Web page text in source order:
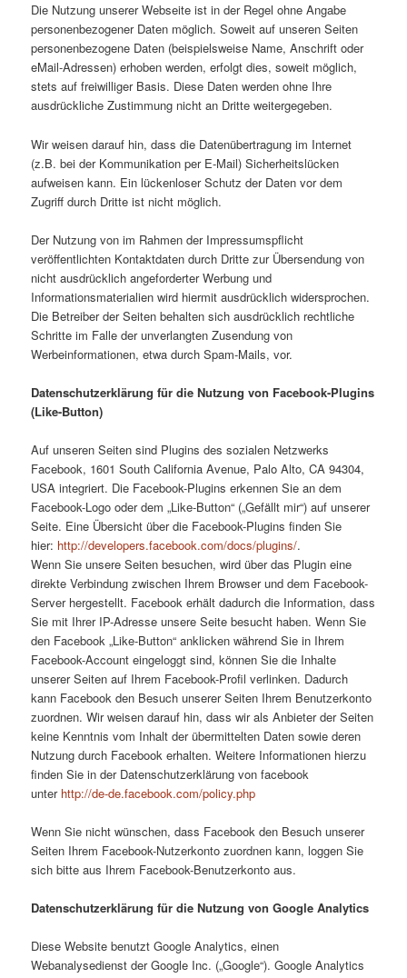
Die Nutzung unserer Webseite ist in der Regel ohne Angabe
personenbezogener Daten möglich. Soweit auf unseren Seiten
personenbezogene Daten (beispielsweise Name, Anschrift oder
eMail-Adressen) erhoben werden, erfolgt dies, soweit möglich,
stets auf freiwilliger Basis. Diese Daten werden ohne Ihre
ausdrückliche Zustimmung nicht an Dritte weitergegeben.
Wir weisen darauf hin, dass die Datenübertragung im Internet
(z.B. bei der Kommunikation per E-Mail) Sicherheitslücken
aufweisen kann. Ein lückenloser Schutz der Daten vor dem
Zugriff durch Dritte ist nicht möglich.
Der Nutzung von im Rahmen der Impressumspflicht
veröffentlichten Kontaktdaten durch Dritte zur Übersendung von
nicht ausdrücklich angeforderter Werbung und
Informationsmaterialien wird hiermit ausdrücklich widersprochen.
Die Betreiber der Seiten behalten sich ausdrücklich rechtliche
Schritte im Falle der unverlangten Zusendung von
Werbeinformationen, etwa durch Spam-Mails, vor.
Datenschutzerklärung für die Nutzung von Facebook-Plugins
(Like-Button)
Auf unseren Seiten sind Plugins des sozialen Netzwerks
Facebook, 1601 South California Avenue, Palo Alto, CA 94304,
USA integriert. Die Facebook-Plugins erkennen Sie an dem
Facebook-Logo oder dem „Like-Button“ („Gefällt mir“) auf unserer
Seite. Eine Übersicht über die Facebook-Plugins finden Sie
hier: http://developers.facebook.com/docs/plugins/.
Wenn Sie unsere Seiten besuchen, wird über das Plugin eine
direkte Verbindung zwischen Ihrem Browser und dem Facebook-
Server hergestellt. Facebook erhält dadurch die Information, dass
Sie mit Ihrer IP-Adresse unsere Seite besucht haben. Wenn Sie
den Facebook „Like-Button“ anklicken während Sie in Ihrem
Facebook-Account eingeloggt sind, können Sie die Inhalte
unserer Seiten auf Ihrem Facebook-Profil verlinken. Dadurch
kann Facebook den Besuch unserer Seiten Ihrem Benutzerkonto
zuordnen. Wir weisen darauf hin, dass wir als Anbieter der Seiten
keine Kenntnis vom Inhalt der übermittelten Daten sowie deren
Nutzung durch Facebook erhalten. Weitere Informationen hierzu
finden Sie in der Datenschutzerklärung von facebook
unter http://de-de.facebook.com/policy.php
Wenn Sie nicht wünschen, dass Facebook den Besuch unserer
Seiten Ihrem Facebook-Nutzerkonto zuordnen kann, loggen Sie
sich bitte aus Ihrem Facebook-Benutzerkonto aus.
Datenschutzerklärung für die Nutzung von Google Analytics
Diese Website benutzt Google Analytics, einen
Webanalysedienst der Google Inc. („Google“). Google Analytics